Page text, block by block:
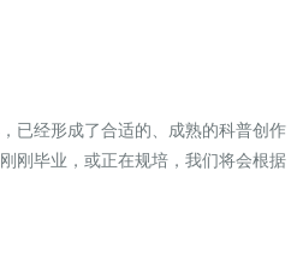
已经形成了合适的、成熟的科普创作
刚毕业，或正在规培，我们将会根据